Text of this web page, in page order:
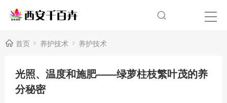
首页 养护技术 养护技术
光照、温度和施肥——绿萝柱枝繁叶茂的养
分秘密